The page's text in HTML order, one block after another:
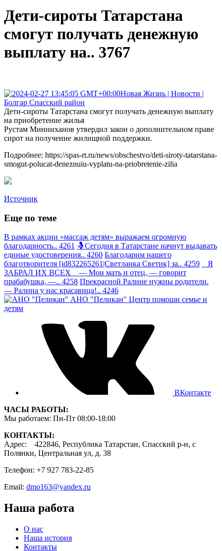
Дети-сироты Татарстана
смогут получать денежную
выплату на.. 3767
Новая Жизнь | Новости |
Болгар Спасский район
Дети-сироты Татарстана смогут получать денежную выплату
на приобретение жилья
Рустам Минниханов утвердил закон о дополнительном праве
сирот на получение жилищной поддержки.
Подробнее: https://spas-rt.ru/news/obschestvo/deti-siroty-tatarstana-
smogut-polucat-deneznuiu-vyplatu-na-priobretenie-zilia
Источник
Еще по теме
В рамках акции «массаж детям» выражаем огромную
благодарность.. 4261 🤱Сегодня в Татарстане начнут выдавать
единые удостоверения.. 4260 Благодарим нашего
благотворителя [id832265261|Светланка Светик] за.. 4259
Я
ЗАБРАЛ ИХ ВСЕХ — Мои мать и отец, — говорит
прабабушка, —.. 4258 Прекрасной Ралине нужны родители.
— Ралина у нас красавица!.. 4246
АНО "Пеликан" Центр помощи семье и
детям
ВКонтакте
ЧАСЫ РАБОТЫ:
Мы работаем: Пн-Пт 08:00-18:00
КОНТАКТЫ:
Адрес: 422846, Республика Татарстан, Спасский р-н, с
Полянки, Центральная ул, д. 38
Телефон: +7 927 783-22-85
Email: dmo163@yandex.ru
Наша работа
О нас
Наша история
Контакты